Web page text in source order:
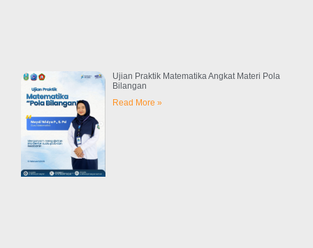
Ujian Praktik Matematika Angkat Materi Pola
Bilangan
Read More »